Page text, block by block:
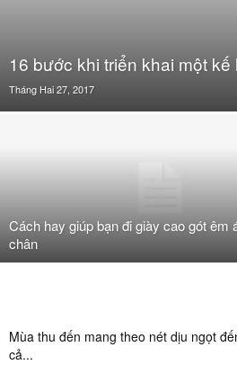
16 bước khi triển khai một
Tháng Hai 27, 2017
Cách hay giúp bạn đi giày cao gót êm
chân
Mùa thu đến mang theo nét dịu ngọt
cả...